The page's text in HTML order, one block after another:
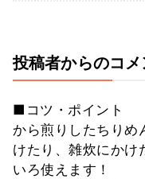
投稿者からのコメ
■コツ・ポイント
から煎りしたちりめ
けたり、雑炊にかけ
いろ使えます！